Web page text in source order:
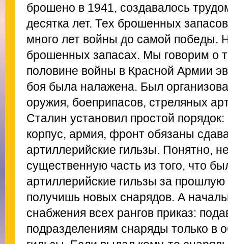
брошено в 1941, создавалось
десятка лет. Тех брошенных
много лет войны до самой победы.
брошенных запасах. Мы говорим о
половине войны в Красной Армии
боя была налажена. Был
оружия, боеприпасов, стреляных
Сталин установил простой
корпус, армия, фронт обязаны
артиллерийские гильзы. Понятно,
существенную часть из того, что
артиллерийские гильзы за
получишь новых снарядов. А
снабжения всех рангов приказ:
подразделениям снаряды только в